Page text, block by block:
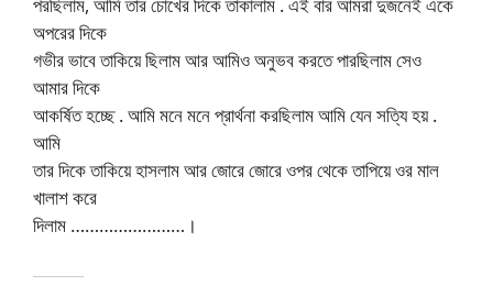
অপরের দিকে
গভীর ভাবে তাকিয়ে ছিলাম আর আমিও অনুভব করতে পারছিলাম সেও
আমার দিকে
আকর্ষিত হচ্ছে . আমি মনে মনে প্রার্থনা করছিলাম আমি যেন সত্যি হয় .
আমি
তার দিকে তাকিয়ে হাসলাম আর জোরে জোরে ওপর থেকে তাপিয়ে ওর মাল
খালাশ করে
দিলাম ……………………।